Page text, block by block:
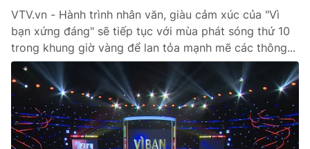
VTV.vn - Hành trình nhân văn, giàu cảm xúc của "Vì
bạn xứng đáng" sẽ tiếp tục với mùa phát sóng thứ 10
trong khung giờ vàng để lan tỏa mạnh mẽ các thông...